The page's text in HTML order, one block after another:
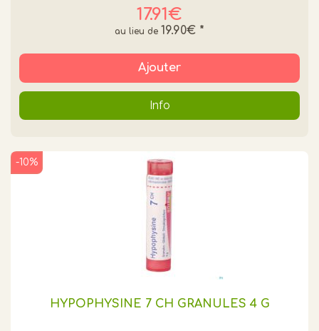
17.91€
19.90€ *
Ajouter
Info
HYPOPHYSINE 7 CH GRANULES 4 G
-10%